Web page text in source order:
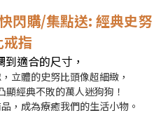
閃購/集點送: 經典史努
戒指
適合的尺寸，
立體的史努比頭像超細緻，
經典不敗的萬人迷狗狗！
，成為療癒我們的生活小物。